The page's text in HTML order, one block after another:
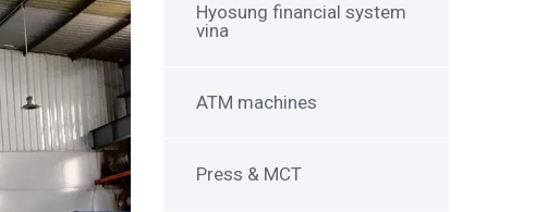
Hyosung financial system
vina
ATM machines
Press & MCT